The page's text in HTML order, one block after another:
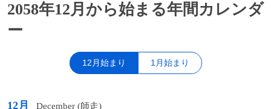
2058年12月から始まる年間カレンダ
ー
12月始まり 1月始まり
12月 December (師走)